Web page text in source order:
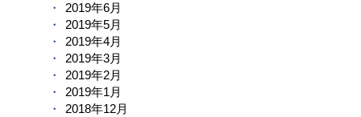
2019年6月
2019年5月
2019年4月
2019年3月
2019年2月
2019年1月
2018年12月